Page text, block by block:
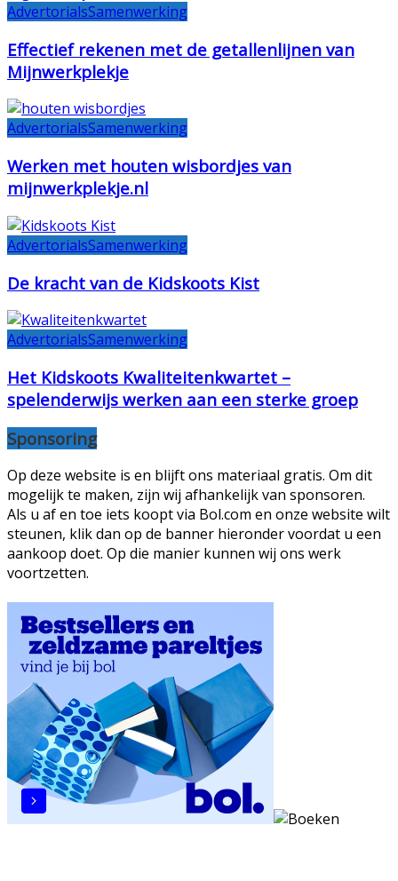
AdvertorialsSamenwerking
Effectief rekenen met de getallenlijnen van
Mijnwerkplekje
AdvertorialsSamenwerking
Werken met houten wisbordjes van
mijnwerkplekje.nl
AdvertorialsSamenwerking
De kracht van de Kidskoots Kist
AdvertorialsSamenwerking
Het Kidskoots Kwaliteitenkwartet –
spelenderwijs werken aan een sterke groep
Sponsoring
Op deze website is en blijft ons materiaal gratis. Om dit
mogelijk te maken, zijn wij afhankelijk van sponsoren.
Als u af en toe iets koopt via Bol.com en onze website wilt
steunen, klik dan op de banner hieronder voordat u een
aankoop doet. Op die manier kunnen wij ons werk
voortzetten.